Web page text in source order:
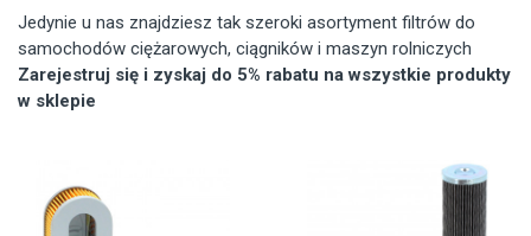
Jedynie u nas znajdziesz tak szeroki asortyment filtrów do
samochodów ciężarowych, ciągników i maszyn rolniczych
Zarejestruj się i zyskaj do 5% rabatu na wszystkie produkty
w sklepie